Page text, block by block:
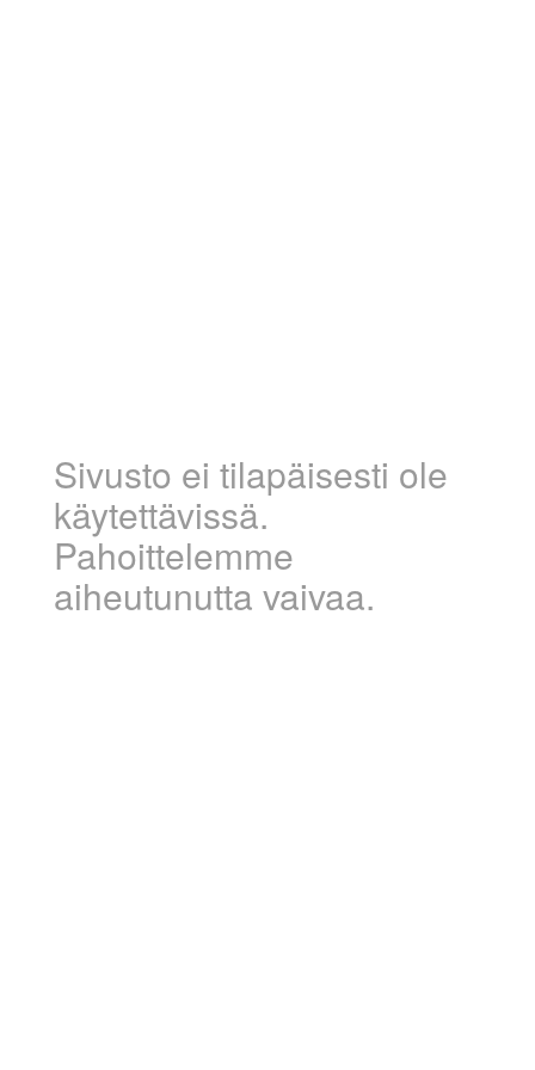
Sivusto ei tilapäisesti ole
käytettävissä.
Pahoittelemme
aiheutunutta vaivaa.